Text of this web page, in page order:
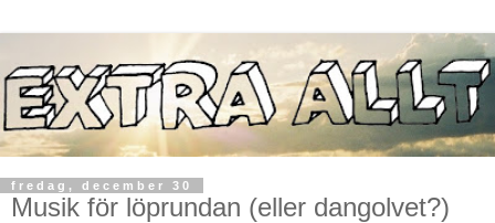
fredag, december 30
Musik för löprundan (eller dangolvet?)